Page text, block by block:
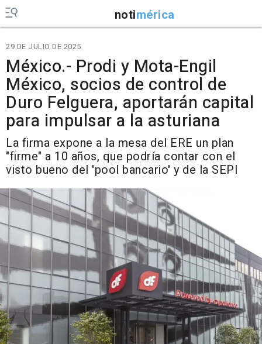
notimérica
29 DE JULIO DE 2025
México.- Prodi y Mota-Engil
México, socios de control de
Duro Felguera, aportarán capital
para impulsar a la asturiana
La firma expone a la mesa del ERE un plan
"firme" a 10 años, que podría contar con el
visto bueno del 'pool bancario' y de la SEPI